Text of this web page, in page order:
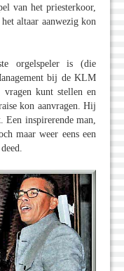
van het priesterkoor,
altaar aanwezig kon
orgelspeler is (die
bij de KLM
kunt stellen en
kon aanvragen. Hij
Een inspirerende man,
maar weer eens een